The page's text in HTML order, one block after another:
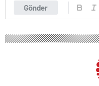
Gönder